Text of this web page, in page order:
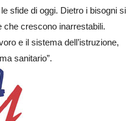
sfide di oggi. Dietro i bisogni si
che crescono inarrestabili.
e il sistema dell’istruzione,
sanitario”.